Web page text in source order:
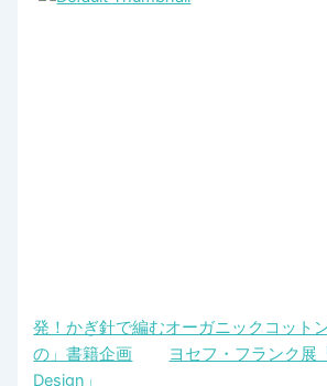
発！かぎ針で編むオーガニックコット
の」書籍企画
ヨセフ・フランク展
Design」